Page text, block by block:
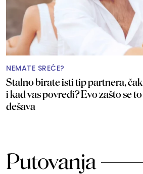
NEMATE SREĆE?
Stalno birate isti tip partnera, čak
i kad vas povredi? Evo zašto se to
dešava
Putovanja